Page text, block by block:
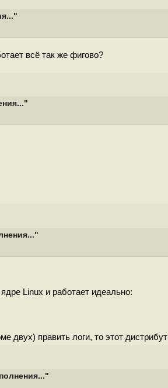
всё так же фигово?
Linux и работает идеально:
двух) править логи, то этот